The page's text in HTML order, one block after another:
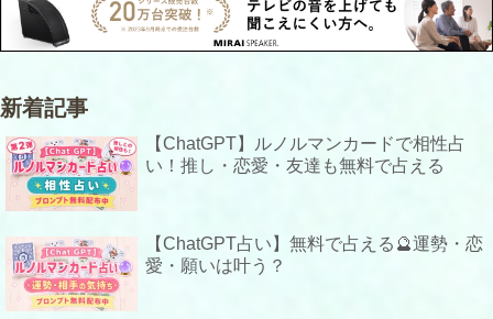
新着記事
【ChatGPT】ルノルマンカードで相性占
い！推し・恋愛・友達も無料で占える
【ChatGPT占い】無料で占える🔮運勢・恋
愛・願いは叶う？